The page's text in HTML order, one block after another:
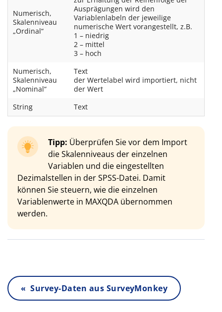
Numerisch,
Skalenniveau
„Ordinal“
Ausprägungen wird den
Variablenlabeln der jeweilige
numerische Wert vorangestellt, z.B.
1 – niedrig
2 – mittel
3 – hoch
Numerisch,
Skalenniveau
„Nominal“
Text
der Wertelabel wird importiert, nicht
der Wert
String
Text
Tipp: Überprüfen Sie vor dem Import
die Skalenniveaus der einzelnen
Variablen und die eingestellten
Dezimalstellen in der SPSS-Datei. Damit
können Sie steuern, wie die einzelnen
Variablenwerte in MAXQDA übernommen
werden.
« Survey-Daten aus SurveyMonkey